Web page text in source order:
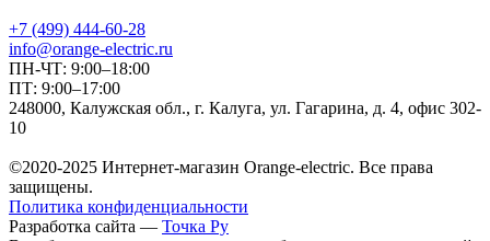
+7 (499) 444-60-28
info@orange-electric.ru
ПН-ЧТ: 9:00–18:00
ПТ: 9:00–17:00
248000, Калужская обл., г. Калуга, ул. Гагарина, д. 4, офис 302-
10
©2020-2025 Интернет-магазин Orange-electric. Все права
защищены.
Политика конфиденциальности
Разработка сайта — Точка Ру